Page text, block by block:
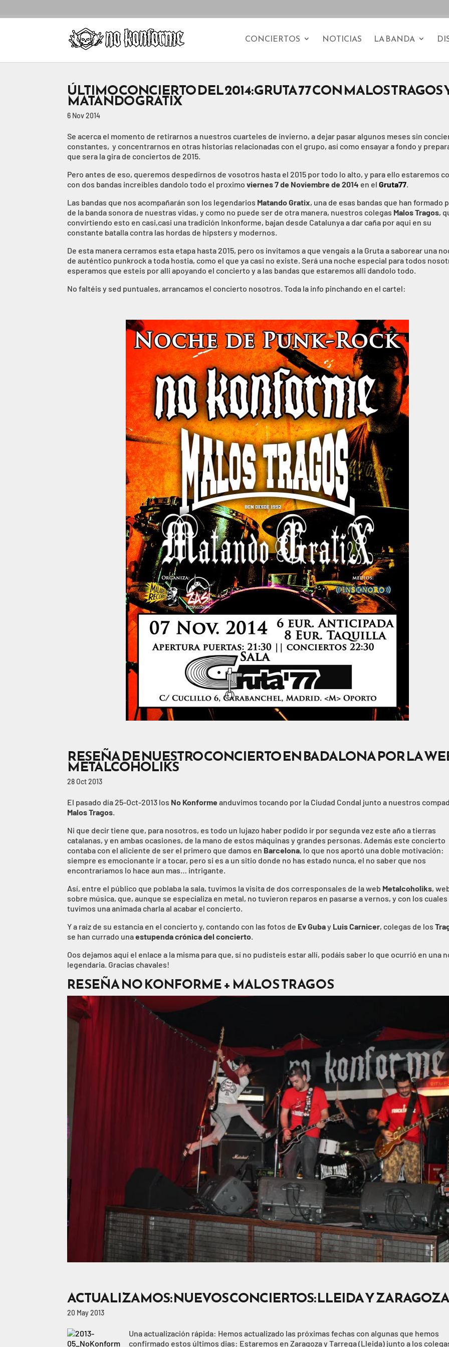
CONCIERTOS NOTICIAS LA BANDA
ÚLTIMO CONCIERTO DEL 2014: GRUTA 77 CON MALOS TRAGOS
MATANDO GRATIX
6 Nov 2014
Se acerca el momento de retirarnos a nuestros cuarteles de invierno, a dejar pasar algunos meses sin
constantes, y concentrarnos en otras historias relacionadas con el grupo, así como ensayar a fondo y
que sera la gira de conciertos de 2015.
Pero antes de eso, queremos despedirnos de vosotros hasta el 2015 por todo lo alto, y para ello estaremos
con dos bandas increibles dandolo todo el proximoviernes 7 de Noviembre de 2014 en elGruta77.
Las bandas que nos acompañarán son los legendarios Matando Gratix, una de esas bandas que han formado
de la banda sonora de nuestras vidas, y como no puede ser de otra manera, nuestros colegas Malos Tragos,
convirtiendo esto en casi,casi una tradición Inkonforme, bajan desde Catalunya a dar caña por aqui en su
constante batalla contra las hordas de hipsters y modernos.
De esta manera cerramos esta etapa hasta 2015, pero os invitamos a que vengais a la Gruta a saborear una
de auténtico punkrock a toda hostia, como el que ya casi no existe. Será una noche especial para todos
esperamos que esteis por alli apoyando el concierto y a las bandas que estaremos alli dandolo todo.
No faltéis y sed puntuales, arrancamos el concierto nosotros. Toda la info pinchando en el cartel:
RESEÑA DE NUESTRO CONCIERTO EN BADALONA POR LA
METALCOHOLIKS
28 Oct 2013
El pasado día 25-Oct-2013 los No Konforme anduvimos tocando por la Ciudad Condal junto a nuestros
Malos Tragos.
Ni que decir tiene que, para nosotros, es todo un lujazo haber podido ir por segunda vez este año a tierras
catalanas, y en ambas ocasiones, de la mano de estos máquinas y grandes personas. Además este concierto
contaba con el aliciente de ser el primero que damos en Barcelona, lo que nos aportó una doble motivación:
siempre es emocionante ir a tocar, pero si es a un sitio donde no has estado nunca, el no saber que nos
encontraríamos lo hace aun mas… intrigante.
Así, entre el público que poblaba la sala, tuvimos la visita de dos corresponsales de la web Metalcoholiks,
sobre música, que, aunque se especializa en metal, no tuvieron reparos en pasarse a vernos, y con los cuales
tuvimos una animada charla al acabar el concierto.
Y a raíz de su estancia en el concierto y, contando con las fotos de Ev Gubay Luis Carnicer, colegas de los
se han currado unaestupenda crónica del concierto.
Oos dejamos aquí el enlace a la misma para que, sí no pudísteis estar allí, podáis saber lo que ocurrió en una
legendaria. Gracias chavales!
RESEÑA NO KONFORME + MALOS TRAGOS
ACTUALIZAMOS: NUEVOS CONCIERTOS: LLEIDA Y
20 May 2013
Una actualización rápida: Hemos actualizado las próximas fechas con algunas que hemos
confirmado estos últimos dias: Estaremos en Zaragoza y Tarrega (Lleida) junto a los